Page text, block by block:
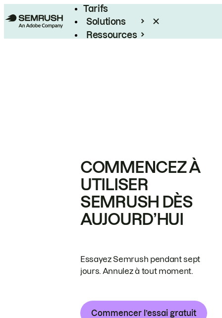
Tarifs
Solutions
Ressources
COMMENCEZ À
UTILISER
SEMRUSH DÈS
AUJOURD’HUI
Essayez Semrush pendant sept
jours. Annulez à tout moment.
Commencer l’essai gratuit